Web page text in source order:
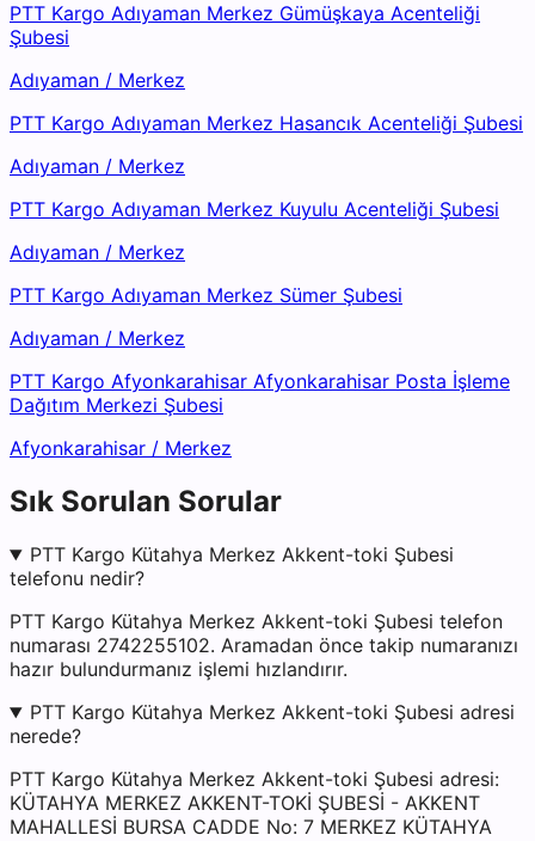
PTT Kargo Adıyaman Merkez Gümüşkaya Acenteliği
Şubesi
Adıyaman / Merkez
PTT Kargo Adıyaman Merkez Hasancık Acenteliği Şubesi
Adıyaman / Merkez
PTT Kargo Adıyaman Merkez Kuyulu Acenteliği Şubesi
Adıyaman / Merkez
PTT Kargo Adıyaman Merkez Sümer Şubesi
Adıyaman / Merkez
PTT Kargo Afyonkarahisar Afyonkarahisar Posta İşleme
Dağıtım Merkezi Şubesi
Afyonkarahisar / Merkez
Sık Sorulan Sorular
PTT Kargo Kütahya Merkez Akkent-toki Şubesi
telefonu nedir?
PTT Kargo Kütahya Merkez Akkent-toki Şubesi telefon
numarası 2742255102. Aramadan önce takip numaranızı
hazır bulundurmanız işlemi hızlandırır.
PTT Kargo Kütahya Merkez Akkent-toki Şubesi adresi
nerede?
PTT Kargo Kütahya Merkez Akkent-toki Şubesi adresi:
KÜTAHYA MERKEZ AKKENT-TOKİ ŞUBESİ - AKKENT
MAHALLESİ BURSA CADDE No: 7 MERKEZ KÜTAHYA